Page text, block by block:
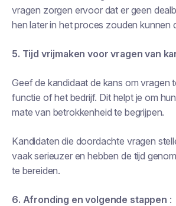
vragen zorgen ervoor dat er geen
hen later in het proces zouden kunnen
5. Tijd vrijmaken voor vragen van
Geef de kandidaat de kans om vragen
functie of het bedrijf. Dit helpt je om
mate van betrokkenheid te begrijpen.
Kandidaten die doordachte vragen
vaak serieuzer en hebben de tijd
te bereiden.
6. Afronding en volgende stappen :